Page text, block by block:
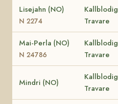
Lisejahn (NO)
N 2274
Kallblodig
Travare
Mai-Perla (NO)
N 24786
Kallblodig
Travare
Mindri (NO)
Kallblodig
Travare